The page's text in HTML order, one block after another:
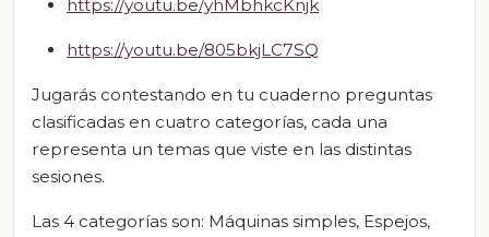
https://youtu.be/yhMbhkcKnjk
https://youtu.be/805bkjLC7SQ
Jugarás contestando en tu cuaderno preguntas
clasificadas en cuatro categorías, cada una
representa un temas que viste en las distintas
sesiones.
Las 4 categorías son: Máquinas simples, Espejos,